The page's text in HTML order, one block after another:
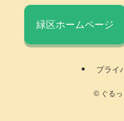
緑区ホームページ
プライ
© ぐる